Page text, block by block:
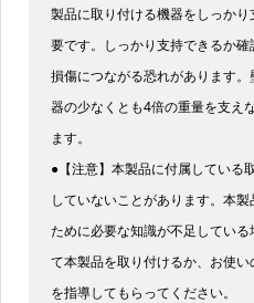
製品に取り付ける機器をしっか
要です。しっかり支持できるか
損傷につながる恐れがあります
器の少なくとも4倍の重量を支え
ます。
●【注意】本製品に付属している
していないことがあります。本
ために必要な知識が不足してい
て本製品を取り付けるか、お使
を指導してもらってください。